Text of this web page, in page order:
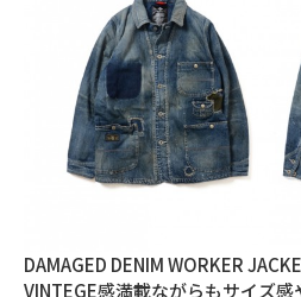
DAMAGED DENIM WORKER
VINTEGE感満載ながらもサイズ